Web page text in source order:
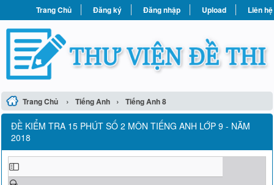
Trang Chủ Đăng ký Đăng nhập Upload Liên hệ
Trang Chủ › Tiếng Anh › Tiếng Anh 8
ĐỀ KIỂM TRA 15 PHÚT SỐ 2 MÔN TIẾNG ANH LỚP 9 - NĂM
2018